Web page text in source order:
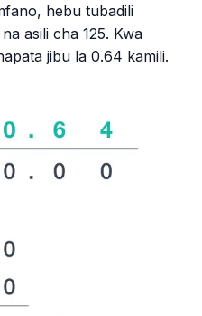
hebu tubadili
asili cha 125. Kwa
jibu la 0.64 kamili.